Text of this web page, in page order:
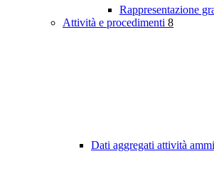
Rappresentazione
Attività e procedimenti 8
Dati aggregati attività